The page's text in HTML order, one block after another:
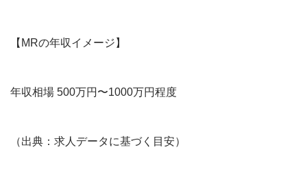
【MRの年収イメージ】
年収相場 500万円〜1000万円程度
（出典：求人データに基づく目安）